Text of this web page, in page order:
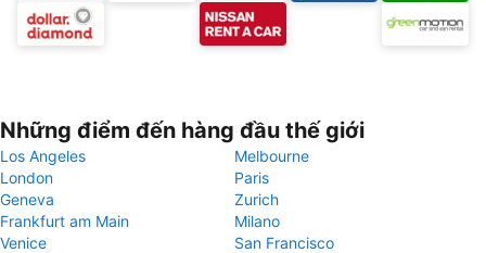
Những điểm đến hàng đầu thế giới
Los Angeles
Melbourne
London
Paris
Geneva
Zurich
Frankfurt am Main
Milano
Venice
San Francisco